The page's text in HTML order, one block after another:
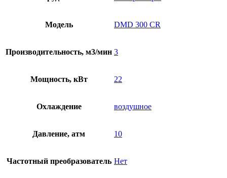
Модель DMD 300 CR
Производительность, м3/мин 3
Мощность, кВт 22
Охлаждение воздушное
Давление, атм 10
Частотный преобразователь Нет